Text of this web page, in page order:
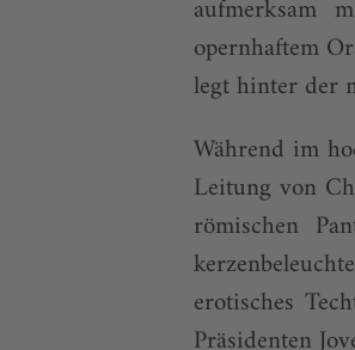
aufmerksam
opernhaftem
legt hinter der
Während im
Leitung von
römischen
erotisches
Präsidenten